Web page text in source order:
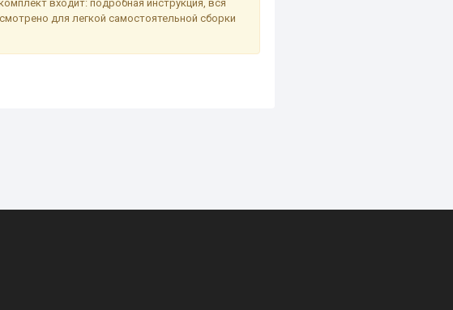
входит: подробная инструкция, вся
для легкой самостоятельной сборки